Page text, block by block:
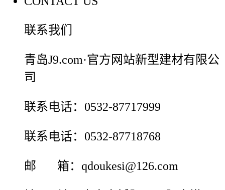
联系我们
青岛J9.com·官方网站新型建材有限公
司
联系电话：0532-87717999
联系电话：0532-87718768
邮 箱：qdoukesi@126.com